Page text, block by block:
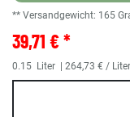
** Versandgewicht: 165
39,71 € *
0.15 Liter | 264,73 € / Liter